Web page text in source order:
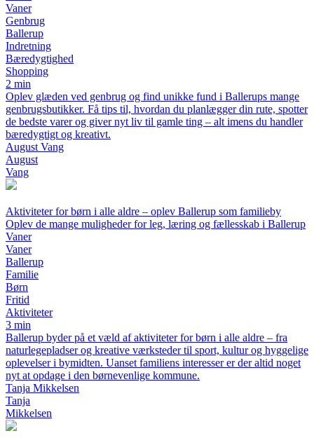
Vaner
Genbrug
Ballerup
Indretning
Bæredygtighed
Shopping
2 min
Oplev glæden ved genbrug og find unikke fund i Ballerups mange
genbrugsbutikker. Få tips til, hvordan du planlægger din rute, spotter
de bedste varer og giver nyt liv til gamle ting – alt imens du handler
bæredygtigt og kreativt.
August Vang
August
Vang
Aktiviteter for børn i alle aldre – oplev Ballerup som familieby
Oplev de mange muligheder for leg, læring og fællesskab i Ballerup
Vaner
Vaner
Ballerup
Familie
Børn
Fritid
Aktiviteter
3 min
Ballerup byder på et væld af aktiviteter for børn i alle aldre – fra
naturlegepladser og kreative værksteder til sport, kultur og hyggelige
oplevelser i bymidten. Uanset familiens interesser er der altid noget
nyt at opdage i den børnevenlige kommune.
Tanja Mikkelsen
Tanja
Mikkelsen